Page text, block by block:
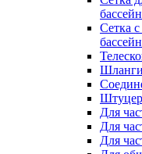
Сетка
Шланги
Для
Для
Для